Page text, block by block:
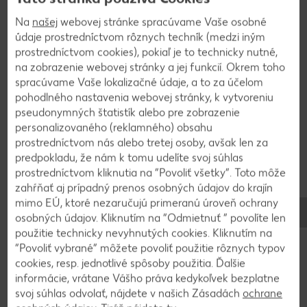
2
Pripravené cesto zabaľte do fólie a pri izbovej
teplote nechajte kysnúť asi hodinu. Môžete
využiť aj pomalé kysnutie v chladničke, do ktorej
ho odložíte na 6-8 hodín.
3
Pripravte si plnku: Uvarené nastrúhané zemiaky
zmiešajte s mletými a nasekanými oškvarkami,
masťou a dochuťte soľou a korením.
4
Na našej webovej stránke spracúvame Vaše osobné
údaje prostredníctvom rôznych techník (medzi iným
prostredníctvom cookies), pokiaľ je to technicky nutné,
na zobrazenie webovej stránky a jej funkcií. Okrem toho
spracúvame Vaše lokalizačné údaje, a to za účelom
pohodlného nastavenia webovej stránky, k vytvoreniu
pseudonymných štatistík alebo pre zobrazenie
personalizovaného (reklamného) obsahu
prostredníctvom nás alebo tretej osoby, avšak len za
predpokladu, že nám k tomu udelíte svoj súhlas
prostredníctvom kliknutia na “Povoliť všetky”. Toto môže
zahŕňať aj prípadný prenos osobných údajov do krajín
mimo EÚ, ktoré nezaručujú primeranú úroveň ochrany
osobných údajov. Kliknutím na “Odmietnuť ” povolíte len
použitie technicky nevyhnutých cookies. Kliknutím na
“Povoliť vybrané” môžete povoliť použitie rôznych typov
cookies, resp. jednotlivé spôsoby použitia. Ďalšie
informácie, vrátane Vášho práva kedykoľvek bezplatne
svoj súhlas odvolať, nájdete v našich Zásadách ochrane